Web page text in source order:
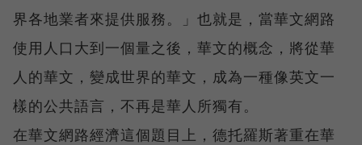
界各地業者來提供服務。」也就是，當華文網路
使用人口大到一個量之後，華文的概念，將從華
人的華文，變成世界的華文，成為一種像英文一
樣的公共語言，不再是華人所獨有。
在華文網路經濟這個題目上，德托羅斯著重在華